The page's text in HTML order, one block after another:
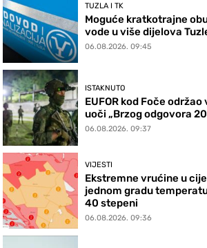
TUZLA I TK
Moguće kratkotrajne
vode u više dijelova
06.08.2026. 09:45
ISTAKNUTO
EUFOR kod Foče održao
uoči „Brzog odgovora
06.08.2026. 09:37
VIJESTI
Ekstremne vrućine u
jednom gradu
40 stepeni
06.08.2026. 09:36